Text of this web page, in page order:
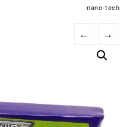
nano-tech
← →